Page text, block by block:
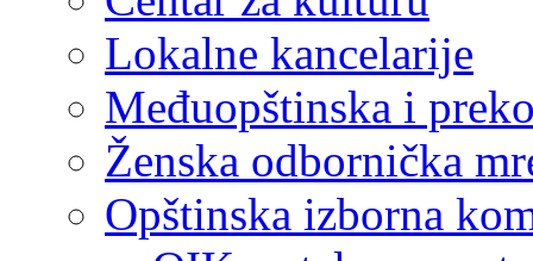
Lokalne kancelarije
Međuopštinska i
Ženska odbornička
Opštinska izborna